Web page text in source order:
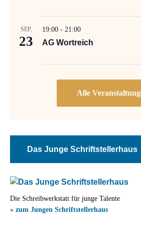
SEP.
23
19:00 - 21:00
AG Wortreich
Das Junge Schriftstellerhaus
Die Schreibwerkstatt für junge Talente
» zum Jungen Schriftstellerhaus